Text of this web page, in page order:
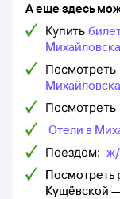
А еще здесь
Купить
Посмотреть
Посмотреть
Отели в
Поездом: ж/
Посмотреть
Кущёвской